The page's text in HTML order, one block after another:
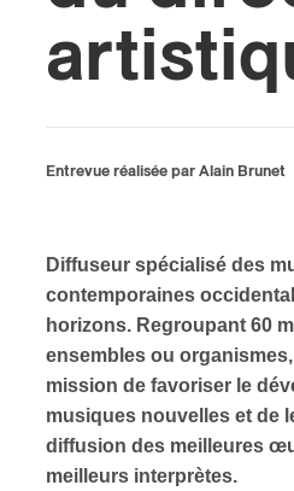
Entrevue réalisée par Alain Brunet
Diffuseur spécialisé des
contemporaines
horizons. Regroupant 60
ensembles ou
mission de favoriser le
musiques nouvelles et de
diffusion des meilleures
meilleurs interprètes.